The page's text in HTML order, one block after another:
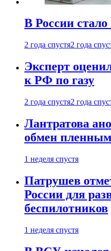
В России
2 года спустя2 года
Эксперт
к РФ по газу
2 года спустя2 года
Лантратова
обмен
1 неделя спустя
Патрушев
России для
беспилотников
1 неделя спустя